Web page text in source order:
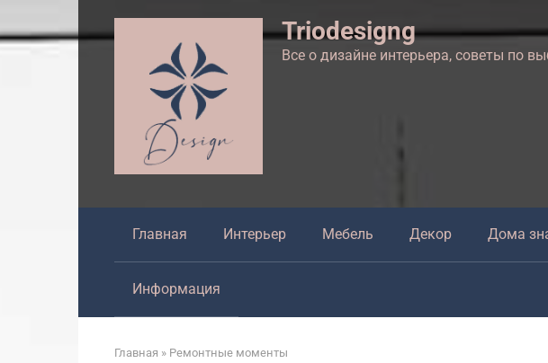
к
Triodesigng
Все о дизайне интерьера, советы по
Главная Интерьер Мебель Декор Дома
Информация
Главная » Ремонтные моменты